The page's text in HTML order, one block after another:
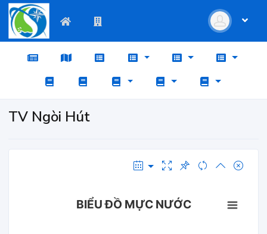
TV Ngòi Hút
BIỂU ĐỒ MỰC NƯỚC